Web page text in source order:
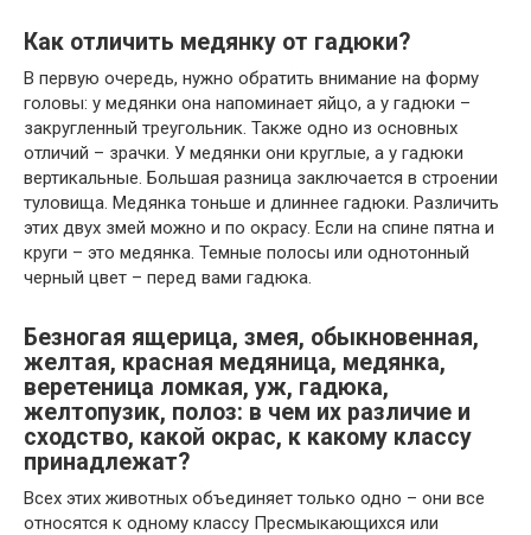
Как отличить медянку от гадюки?
В первую очередь, нужно обратить внимание на форму
головы: у медянки она напоминает яйцо, а у гадюки –
закругленный треугольник. Также одно из основных
отличий – зрачки. У медянки они круглые, а у гадюки
вертикальные. Большая разница заключается в строении
туловища. Медянка тоньше и длиннее гадюки. Различить
этих двух змей можно и по окрасу. Если на спине пятна и
круги – это медянка. Темные полосы или однотонный
черный цвет – перед вами гадюка.
Безногая ящерица, змея, обыкновенная,
желтая, красная медяница, медянка,
веретеница ломкая, уж, гадюка,
желтопузик, полоз: в чем их различие и
сходство, какой окрас, к какому классу
принадлежат?
Всех этих животных объединяет только одно – они все
относятся к одному классу Пресмыкающихся или